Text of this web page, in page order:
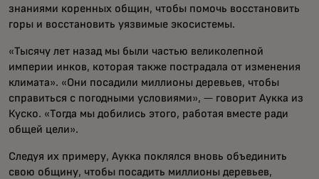
знаниями коренных общин, чтобы помочь восстановить
горы и восстановить уязвимые экосистемы.
«Тысячу лет назад мы были частью великолепной
империи инков, которая также пострадала от изменения
климата». «Они посадили миллионы деревьев, чтобы
справиться с погодными условиями», — говорит Аукка из
Куско. «Тогда мы добились этого, работая вместе ради
общей цели».
Следуя их примеру, Аукка поклялся вновь объединить
свою общину, чтобы посадить миллионы деревьев,